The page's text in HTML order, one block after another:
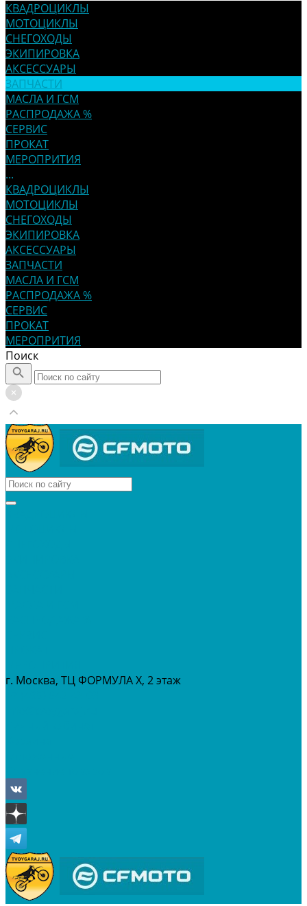
КВАДРОЦИКЛЫ
МОТОЦИКЛЫ
СНЕГОХОДЫ
ЭКИПИРОВКА
АКСЕССУАРЫ
ЗАПЧАСТИ
МАСЛА И ГСМ
РАСПРОДАЖА %
СЕРВИС
ПРОКАТ
МЕРОПРИТИЯ
...
КВАДРОЦИКЛЫ
МОТОЦИКЛЫ
СНЕГОХОДЫ
ЭКИПИРОВКА
АКСЕССУАРЫ
ЗАПЧАСТИ
МАСЛА И ГСМ
РАСПРОДАЖА %
СЕРВИС
ПРОКАТ
МЕРОПРИТИЯ
Поиск
г. Москва, ТЦ ФОРМУЛА Х, 2 этаж